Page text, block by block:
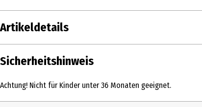
Artikeldetails
Inhalt
Sicherheitshinweis
Achtung! Nicht für Kinder unter 36 Monaten geeignet.